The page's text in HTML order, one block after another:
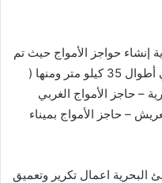
إنشاء حواجز الأمواج حيث تم
التخطيط لإنشاء حواجز أمواج بإجمالي أطوال 35 كيلو متر ومنها (
– حاجز الأمواج الغربي
– حاجز الأمواج بميناء
البحرية اعمال تكرير وتعميق